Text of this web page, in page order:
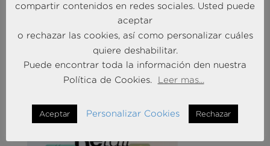
experiencias
MÁS NOTICIAS SOBRE: CUSTOMER
EXPERIENCE
compartir contenidos en redes sociales. Usted puede
aceptar
o rechazar las cookies, así como personalizar cuáles
quiere deshabilitar.
Puede encontrar toda la información den nuestra
Política de Cookies.
Leer mas...
Aceptar Personalizar Cookies Rechazar